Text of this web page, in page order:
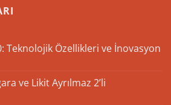
Teknolojik Özellikleri ve İnovasyon
ve Likit Ayrılmaz 2’li